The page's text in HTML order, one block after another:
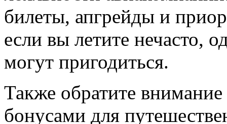
билеты, апгрейды и
если вы летите нечасто,
могут пригодиться.
Также обратите
бонусами для